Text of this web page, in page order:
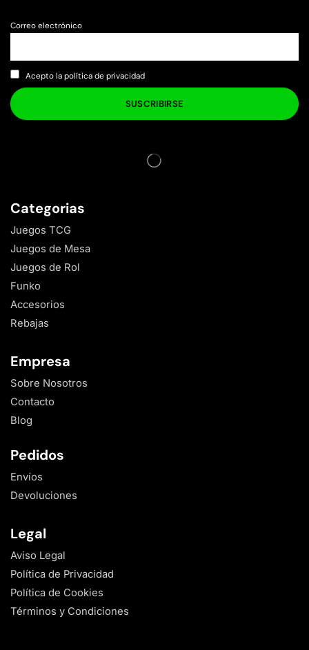
Correo electrónico
Acepto la política de privacidad
Categorias
Juegos TCG
Juegos de Mesa
Juegos de Rol
Funko
Accesorios
Rebajas
Empresa
Sobre Nosotros
Contacto
Blog
Pedidos
Envíos
Devoluciones
Legal
Aviso Legal
Política de Privacidad
Política de Cookies
Términos y Condiciones